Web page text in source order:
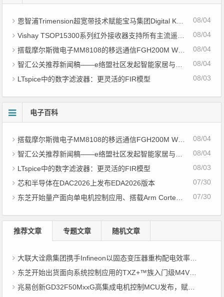
08/04
恩智浦Trimension超宽带技术赋能宝马集团Digital Key Plus及生命体存在检测功能
08/04
Vishay TSOP15300系列红外接收器支持所有主流遥控代码
08/04
搭载摩尔斯微电子MM8108的移远通信FGH200M Wi-Fi HaLow模组 现已通过四项国际认证 可投入量产
08/04
智汇公关推荐新闻稿——e络盟社区发起智能家居与医疗设计挑战赛
08/03
LTspice中的数字滤波器：更灵活的FIR模型
电子百科
08/04
搭载摩尔斯微电子MM8108的移远通信FGH200M Wi-Fi HaLow模组 现已通过四项国际认证 可投入量产
08/04
智汇公关推荐新闻稿——e络盟社区发起智能家居与医疗设计挑战赛
08/03
LTspice中的数字滤波器：更灵活的FIR模型
07/30
芯和半导体在DAC2026上发布EDA2026版本
07/30
东芝开始量产面向单电机控制应用、搭载Arm Cortex M4内核的小型微控制器
推荐文章 专题文章 随机文章
大联大诠鼎集团携手Infineon以固态变压器重构配电效率新标杆
东芝开始出货面向系统控制应用的TXZ+™族入门级M4V组（搭载Arm Cortex‑M4内核的标准微控制器）工程样品
兆易创新GD32F50MxxG高集成电机控制MCU发布，赋能人形机器人关节驱动革新